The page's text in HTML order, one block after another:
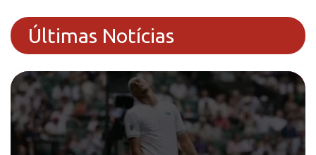
Últimas Notícias